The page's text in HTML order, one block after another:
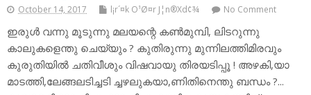
October 14, 2017 l¡r´¤k O¹Ø¤r J¦n®Xd¢¾ No Comment
ഇരുള്‍ വന്നു മൂടുന്നു മലയന്റെ കണ്‍മുമ്പി, ലിടറുന്നു
കാലുകളെന്തു ചെയ്യും ? കുതിരുന്നു മുന്നിലത്തിമിരവും
കുരുതിയില്‍ ചതിവീശും വിഷവായു തിരയടിപ്പൂ ! അഴകി,യാ
മാടത്തി,ലേങ്ങലടിച്ചടി ച്ചഴലുകയാ,ണിതിനെന്തു ബന്ധം ?...